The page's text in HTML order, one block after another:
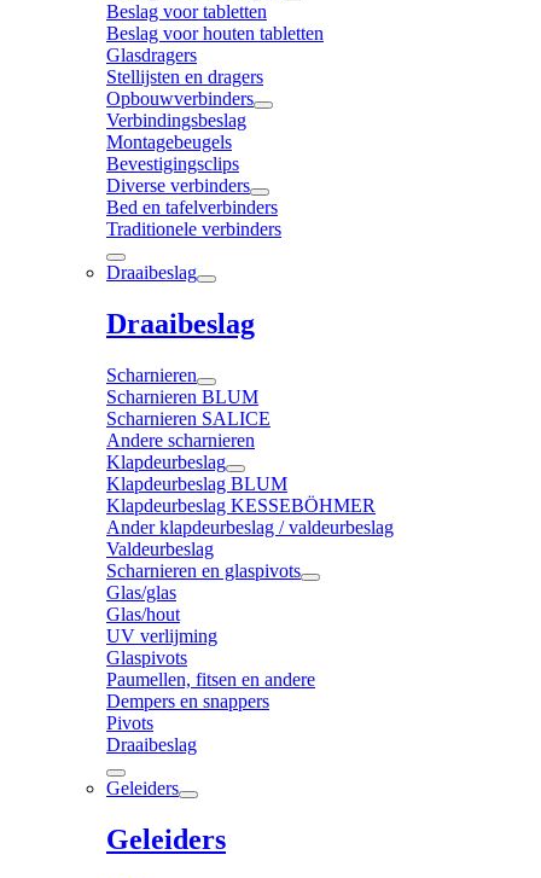
Beslag voor tabletten
Beslag voor houten tabletten
Glasdragers
Stellijsten en dragers
Opbouwverbinders
Verbindingsbeslag
Montagebeugels
Bevestigingsclips
Diverse verbinders
Bed en tafelverbinders
Traditionele verbinders
Draaibeslag
Draaibeslag
Scharnieren
Scharnieren BLUM
Scharnieren SALICE
Andere scharnieren
Klapdeurbeslag
Klapdeurbeslag BLUM
Klapdeurbeslag KESSEBÖHMER
Ander klapdeurbeslag / valdeurbeslag
Valdeurbeslag
Scharnieren en glaspivots
Glas/glas
Glas/hout
UV verlijming
Glaspivots
Paumellen, fitsen en andere
Dempers en snappers
Pivots
Draaibeslag
Geleiders
Geleiders